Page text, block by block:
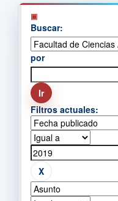
Buscar:
por
Filtros actuales: